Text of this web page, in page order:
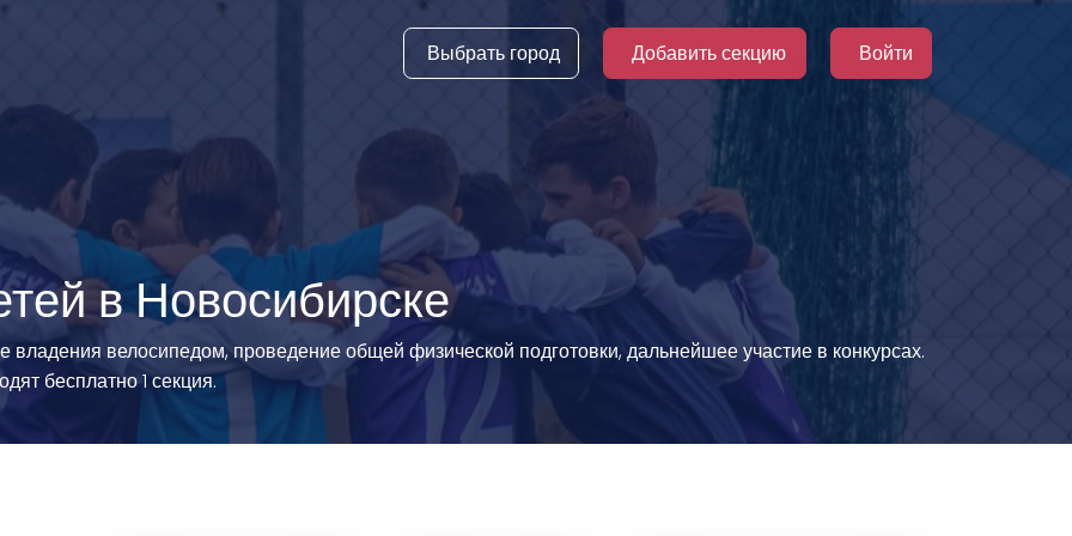
виды
спорт
спорта
Выбрать город Добавить секцию Войти
в Новосибирске
владения велосипедом, проведение общей физической подготовки, дальнейшее участие в конкурсах.
бесплатно 1 секция.